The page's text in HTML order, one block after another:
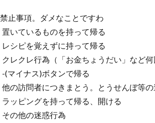
禁止事項。ダメなことですわ
置いているものを持って帰る
レシピを覚えずに持って帰る
クレクレ行為（「お金ちょうだい」など何
-(マイナス)ボタンで帰る
他の訪問者につきまとう。とうせんぼ等
ラッピングを持って帰る、開ける
その他の迷惑行為